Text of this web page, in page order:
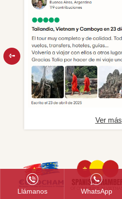
Ver más
Llámanos WhatsApp